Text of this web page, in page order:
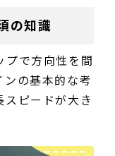
の知識
プで方向性を間
の基本的な考
ピードが大き